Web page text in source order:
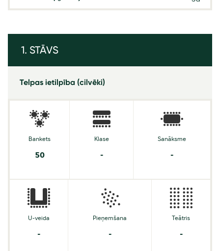
1. STĀVS
Telpas ietilpība (cilvēki)
Bankets
50
Klase
-
Sanāksme
-
U-veida
-
Pieņemšana
-
Teātris
-